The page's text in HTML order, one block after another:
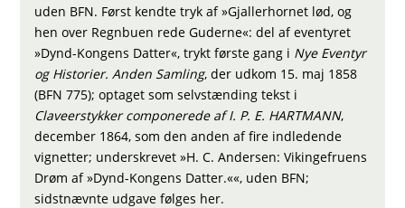
uden BFN. Først kendte tryk af »Gjallerhornet lød, og
hen over Regnbuen rede Guderne«: del af eventyret
»Dynd-Kongens Datter«, trykt første gang i Nye Eventyr
og Historier. Anden Samling, der udkom 15. maj 1858
(BFN 775); optaget som selvstænding tekst i
Claveerstykker componerede af I. P. E. HARTMANN,
december 1864, som den anden af fire indledende
vignetter; underskrevet »H. C. Andersen: Vikingefruens
Drøm af »Dynd-Kongens Datter.««, uden BFN;
sidstnævnte udgave følges her.